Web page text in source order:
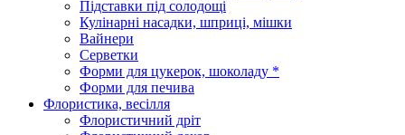
Підставки під солодощі
Кулінарні насадки, шприці, мішки
Вайнери
Серветки
Форми для цукерок, шоколаду *
Форми для печива
Флористика, весілля
Флористичний дріт